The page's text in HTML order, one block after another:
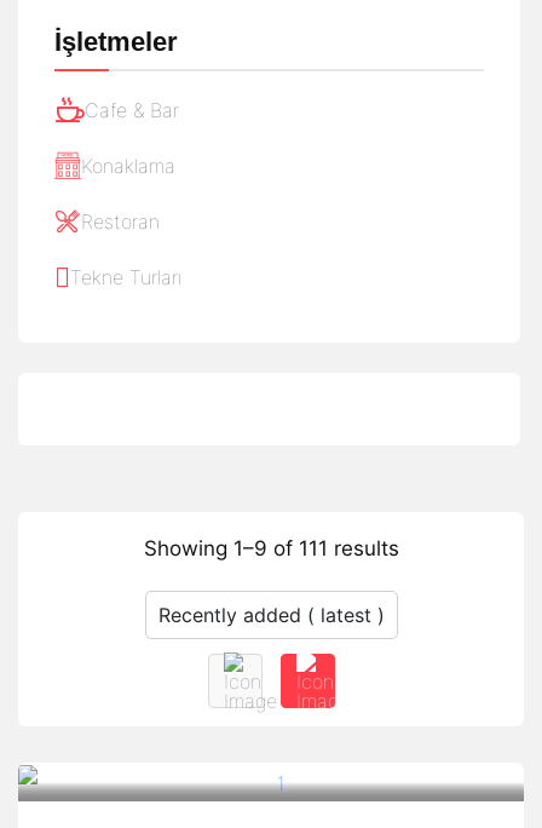
Showing 1–9 of 111 results
İşletmeler
Cafe & Bar
Konaklama
Restoran
Tekne Turları